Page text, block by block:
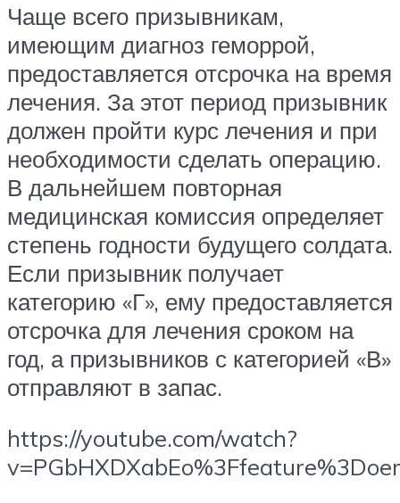
Чаще всего призывникам,
имеющим диагноз геморрой,
предоставляется отсрочка на время
лечения. За этот период призывник
должен пройти курс лечения и при
необходимости сделать операцию.
В дальнейшем повторная
медицинская комиссия определяет
степень годности будущего солдата.
Если призывник получает
категорию «Г», ему предоставляется
отсрочка для лечения сроком на
год, а призывников с категорией «В»
отправляют в запас.
https://youtube.com/watch?